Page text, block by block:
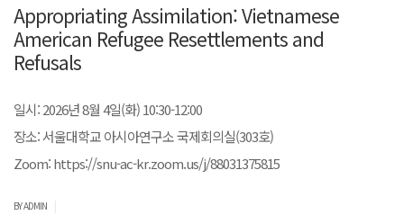
Appropriating Assimilation: Vietnamese
American Refugee Resettlements and
Refusals
일시: 2026년 8월 4일(화) 10:30-12:00
장소: 서울대학교 아시아연구소 국제회의실(303호)
Zoom: https://snu-ac-kr.zoom.us/j/88031375815
BY ADMIN